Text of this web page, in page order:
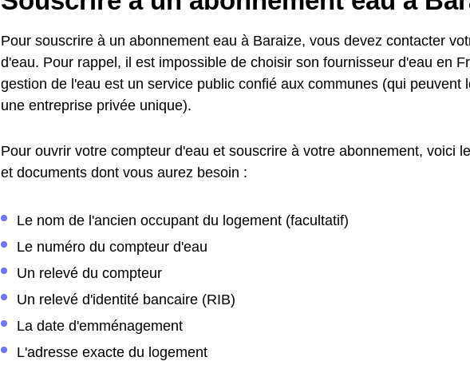
Pour souscrire à un abonnement eau à Baraize, vous devez contacter
d'eau. Pour rappel, il est impossible de choisir son fournisseur d'eau en
gestion de l'eau est un service public confié aux communes (qui peuvent
une entreprise privée unique).
Pour ouvrir votre compteur d'eau et souscrire à votre abonnement, voici
et documents dont vous aurez besoin :
Le nom de l'ancien occupant du logement (facultatif)
Le numéro du compteur d'eau
Un relevé du compteur
Un relevé d'identité bancaire (RIB)
La date d'emménagement
L'adresse exacte du logement